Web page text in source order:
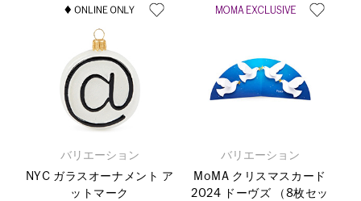
バリエーション
NYC ガラスオーナメント ア
ットマーク
バリエーション
MoMA クリスマスカード
2024 ドーヴズ （8枚セッ